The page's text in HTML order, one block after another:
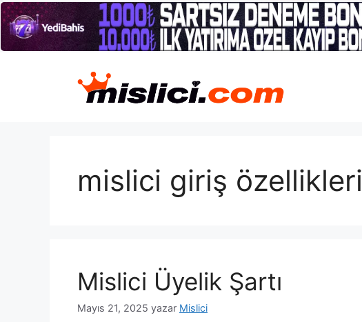
mislici giriş özellikleri
Mislici Üyelik Şartı
Mayıs 21, 2025 yazar Mislici